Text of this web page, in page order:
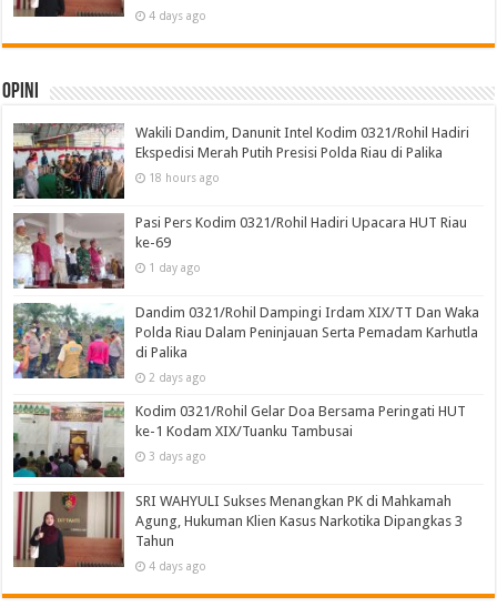
4 days ago
Opini
Wakili Dandim, Danunit Intel Kodim 0321/Rohil Hadiri
Ekspedisi Merah Putih Presisi Polda Riau di Palika
18 hours ago
Pasi Pers Kodim 0321/Rohil Hadiri Upacara HUT Riau
ke-69
1 day ago
Dandim 0321/Rohil Dampingi Irdam XIX/TT Dan Waka
Polda Riau Dalam Peninjauan Serta Pemadam Karhutla
di Palika
2 days ago
Kodim 0321/Rohil Gelar Doa Bersama Peringati HUT
ke-1 Kodam XIX/Tuanku Tambusai
3 days ago
SRI WAHYULI Sukses Menangkan PK di Mahkamah
Agung, Hukuman Klien Kasus Narkotika Dipangkas 3
Tahun
4 days ago